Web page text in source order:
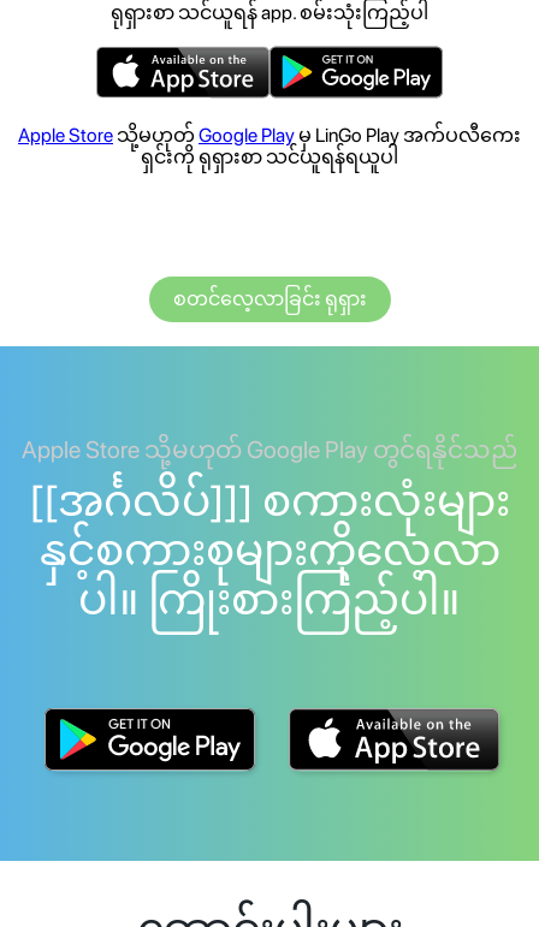
ရုရှားစာ သင်ယူရန် app. စမ်းသုံးကြည့်ပါ
Apple Store သို့မဟုတ် Google Play မှ LinGo Play အက်ပလီကေး
ရှင်းကို ရုရှားစာ သင်ယူရန်ရယူပါ
စတင်လေ့လာခြင်း ရုရှား
Apple Store သို့မဟုတ် Google Play တွင်ရနိုင်သည်
[[အင်္ဂလိပ်]]] စကားလုံးများ
နှင့်စကားစုများကိုလေ့လာ
ပါ။ ကြိုးစားကြည့်ပါ။